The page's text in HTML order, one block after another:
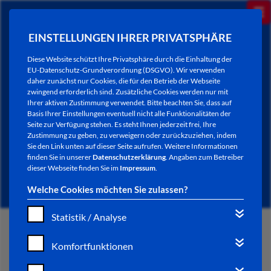
EINSTELLUNGEN IHRER PRIVATSPHÄRE
Diese Website schützt Ihre Privatsphäre durch die Einhaltung der
EU-Datenschutz-Grundverordnung (DSGVO). Wir verwenden
daher zunächst nur Cookies, die für den Betrieb der Webseite
zwingend erforderlich sind. Zusätzliche Cookies werden nur mit
Ihrer aktiven Zustimmung verwendet. Bitte beachten Sie, dass auf
Basis Ihrer Einstellungen eventuell nicht alle Funktionalitäten der
Seite zur Verfügung stehen. Es steht Ihnen jederzeit frei, Ihre
Zustimmung zu geben, zu verweigern oder zurückzuziehen, indem
Sie den Link unten auf dieser Seite aufrufen. Weitere Informationen
finden Sie in unsererDatenschutzerklärung. Angaben zum Betreiber
dieser Webseite finden Sie im Impressum.
Welche Cookies möchten Sie zulassen?
Statistik / Analyse
Komfortfunktionen
CARSHARING BAD HERSFELD
START